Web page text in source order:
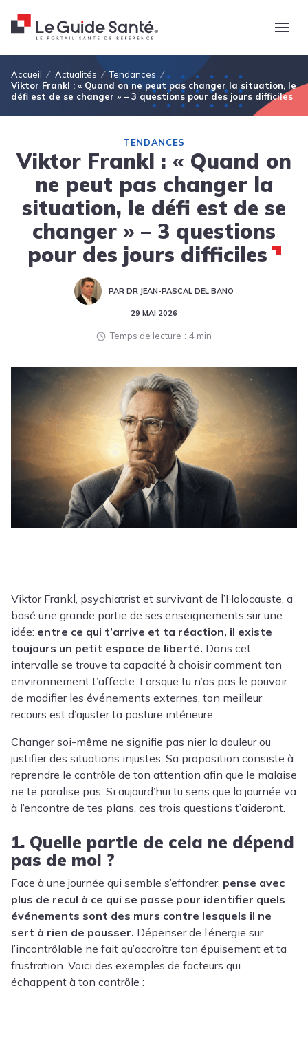
Fil d'Ariane
Accueil Actualités
Tendances
Viktor Frankl : « Quand on ne peut pas changer la situation, le
défi est de se changer » – 3 questions pour des jours difficiles
TENDANCES
Viktor Frankl : « Quand on
ne peut pas changer la
situation, le défi est de se
changer » – 3 questions
pour des jours difficiles
PAR DR JEAN-PASCAL DEL BANO
29 MAI 2026
Temps de lecture 4 min
Viktor Frankl, psychiatrist et survivant de l’Holocauste, a
basé une grande partie de ses enseignements sur une
idée: entre ce qui t’arrive et ta réaction, il existe
toujours un petit espace de liberté. Dans cet
intervalle se trouve ta capacité à choisir comment ton
environnement t’affecte. Lorsque tu n’as pas le pouvoir
de modifier les événements externes, ton meilleur
recours est d’ajuster ta posture intérieure.
Changer soi-même ne signifie pas nier la douleur ou
justifier des situations injustes. Sa proposition consiste à
reprendre le contrôle de ton attention afin que le malaise
ne te paralise pas. Si aujourd’hui tu sens que la journée va
à l’encontre de tes plans, ces trois questions t’aideront.
1. Quelle partie de cela ne dépend
pas de moi ?
Face à une journée qui semble s’effondrer, pense avec
plus de recul à ce qui se passe pour identifier quels
événements sont des murs contre lesquels il ne
sert à rien de pousser. Dépenser de l’énergie sur
l’incontrôlable ne fait qu’accroître ton épuisement et ta
frustration. Voici des exemples de facteurs qui
échappent à ton contrôle :